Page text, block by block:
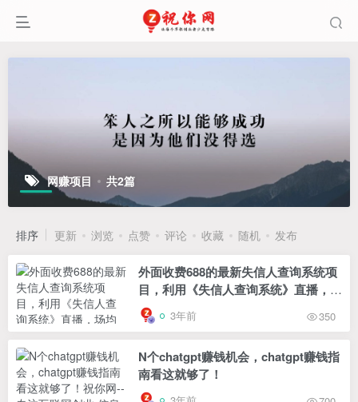
网赚项目 共2篇
排序 更新 浏览 点赞 评论 收藏 随机 发布
外面收费688的最新失信人查询系统项
目，利用《失信人查询系统》直播，场
均在线400人
3年前 350
N个chatgpt赚钱机会，chatgpt赚钱指
南看这就够了！